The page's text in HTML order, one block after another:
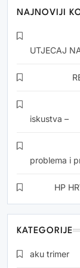
NAJNOVIJI
UTJECAJ
iskustva –
problema i
HP
KATEGORIJE
aku trimer